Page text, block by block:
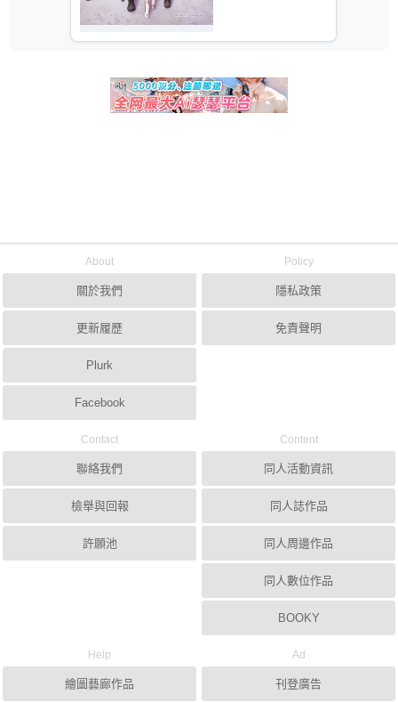
About
關於我們
更新履歷
Plurk
Facebook
Policy
隱私政策
免責聲明
Contact
聯絡我們
檢舉與回報
許願池
Content
同人活動資訊
同人誌作品
同人周邊作品
同人數位作品
BOOKY
Help
繪圖藝廊作品
Ad
刊登廣告